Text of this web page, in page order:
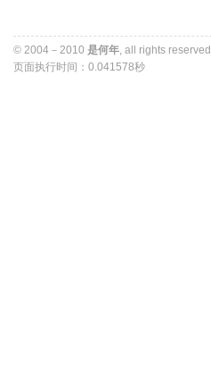
© 2004－2010 是何年 , all rights reserved
页面执行时间：0.041578秒